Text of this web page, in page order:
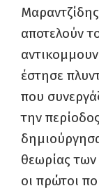
αποτελούν
έστησε
που
την
θεωρίας των
οι πρώτοι